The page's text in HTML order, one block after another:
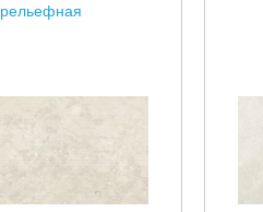
рельефная